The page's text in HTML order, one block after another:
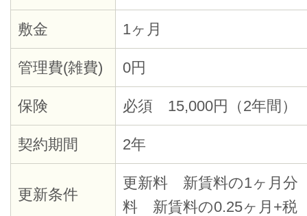
敷金 1ヶ月
管理費(雑費) 0円
保険 必須 15,000円（2年間）
契約期間 2年
更新条件
更新料 新賃料の1ヶ月分
料 新賃料の0.25ヶ月+税